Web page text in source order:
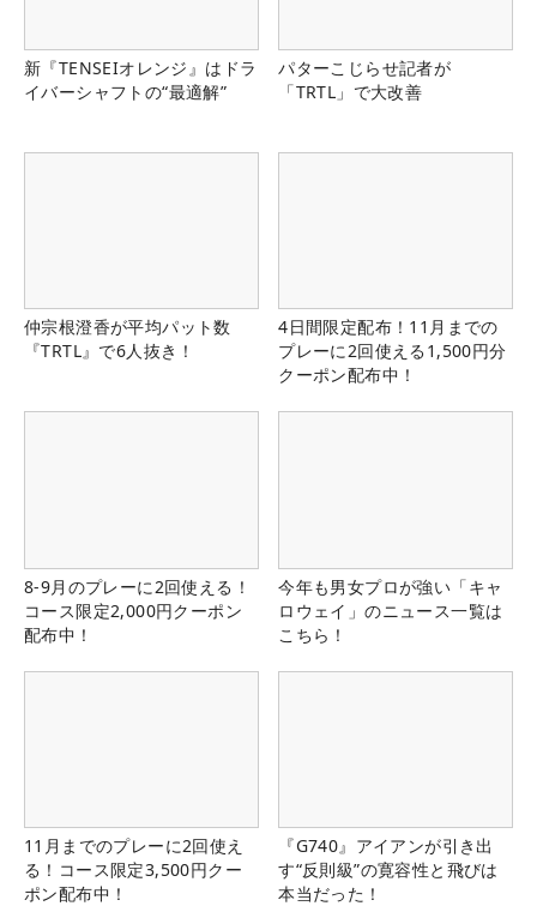
新『TENSEIオレンジ』はドラ
イバーシャフトの“最適解”
パターこじらせ記者が
「TRTL」で大改善
仲宗根澄香が平均パット数
『TRTL』で6人抜き！
4日間限定配布！11月までの
プレーに2回使える1,500円分
クーポン配布中！
8-9月のプレーに2回使える！
コース限定2,000円クーポン
配布中！
今年も男女プロが強い「キャ
ロウェイ」のニュース一覧は
こちら！
11月までのプレーに2回使え
る！コース限定3,500円クー
ポン配布中！
『G740』アイアンが引き出
す“反則級”の寛容性と飛びは
本当だった！